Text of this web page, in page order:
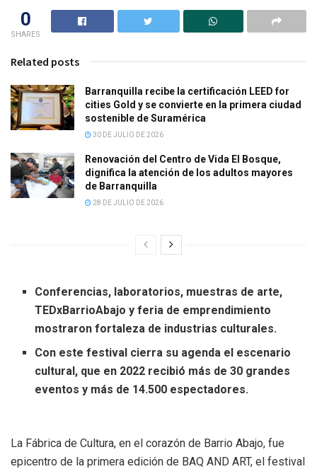
0
SHARES
Related posts
Barranquilla recibe la certificación LEED for
cities Gold y se convierte en la primera ciudad
sostenible de Suramérica
30 DE JULIO DE 2026
Renovación del Centro de Vida El Bosque,
dignifica la atención de los adultos mayores
de Barranquilla
28 DE JULIO DE 2026
Conferencias, laboratorios, muestras de arte,
TEDxBarrioAbajo y feria de emprendimiento
mostraron fortaleza de industrias culturales.
Con este festival cierra su agenda el escenario
cultural, que en 2022 recibió más de 30 grandes
eventos y más de 14.500 espectadores.
La Fábrica de Cultura, en el corazón de Barrio Abajo, fue
epicentro de la primera edición de BAQ AND ART, el festival